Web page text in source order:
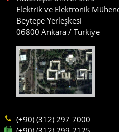
Elektrik ve Elektronik
Beytepe Yerleşkesi
06800 Ankara / Türkiye
(+90) (312) 297 7000